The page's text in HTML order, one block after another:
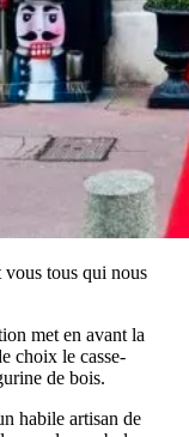
vous tous qui nous
met en avant la
choix le casse-
de bois.
habile artisan de